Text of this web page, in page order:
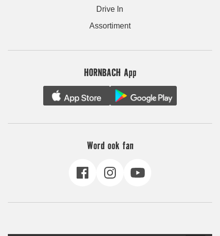
Drive In
Assortiment
HORNBACH App
Word ook fan